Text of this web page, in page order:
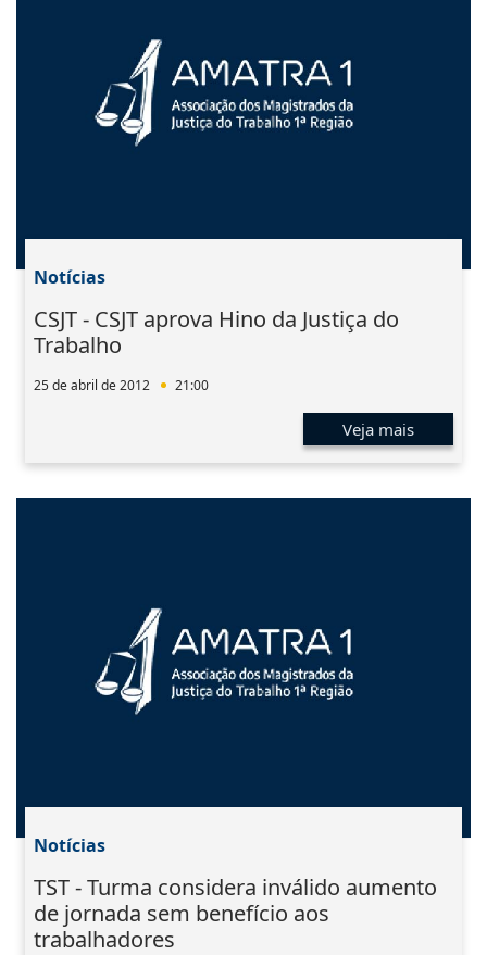
Notícias
CSJT - CSJT aprova Hino da Justiça do
Trabalho
25 de abril de 2012 21:00
Veja mais
Notícias
TST - Turma considera inválido aumento
de jornada sem benefício aos
trabalhadores